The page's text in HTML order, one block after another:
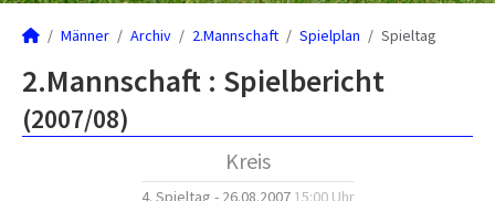
Männer Archiv 2.Mannschaft Spielplan Spieltag
2.Mannschaft : Spielbericht
(2007/08)
Kreis
4. Spieltag - 26.08.2007 15:00 Uhr